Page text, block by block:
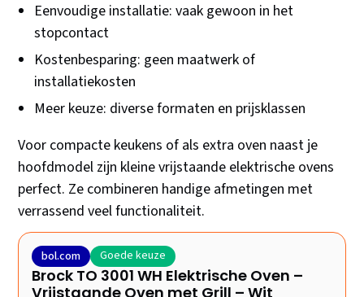
Eenvoudige installatie: vaak gewoon in het
stopcontact
Kostenbesparing: geen maatwerk of
installatiekosten
Meer keuze: diverse formaten en prijsklassen
Voor compacte keukens of als extra oven naast je
hoofdmodel zijn kleine vrijstaande elektrische ovens
perfect. Ze combineren handige afmetingen met
verrassend veel functionaliteit.
bol.com Goede keuze
Brock TO 3001 WH Elektrische Oven –
Vrijstaande Oven met Grill – Wit